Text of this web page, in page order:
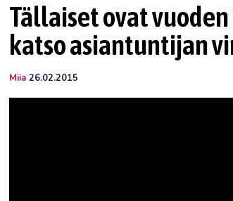
Tällaiset ovat
katso asiantuntijan
Miia 26.02.2015